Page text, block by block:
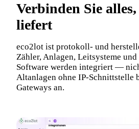
Verbinden Sie
liefert
eco2lot ist protokoll- und
Zähler, Anlagen, Leitsysteme
Software werden integriert —
Altanlagen ohne IP-Schnittstelle
Gateways an.